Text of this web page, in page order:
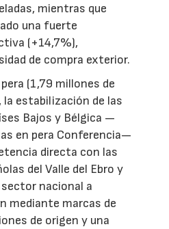
mientras que
una fuerte
(+14,7%),
de compra exterior.
(1,79 millones de
la estabilización de las
Bajos y Bélgica —
en pera Conferencia—
directa con las
del Valle del Ebro y
nacional a
mediante marcas de
de origen y una